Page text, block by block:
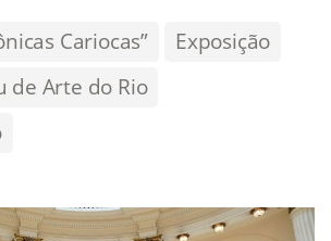
Cariocas”
Exposição
de Arte do Rio